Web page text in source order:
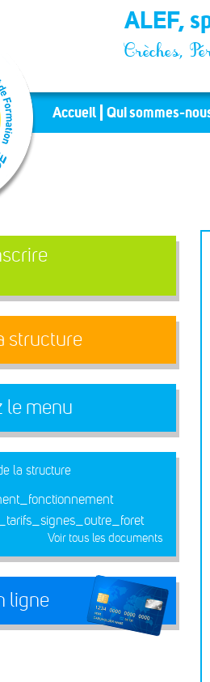
ALEF,
Crèches,
Accueil Qui sommes-
structure
le menu
la structure
Voir tous les documents
ligne